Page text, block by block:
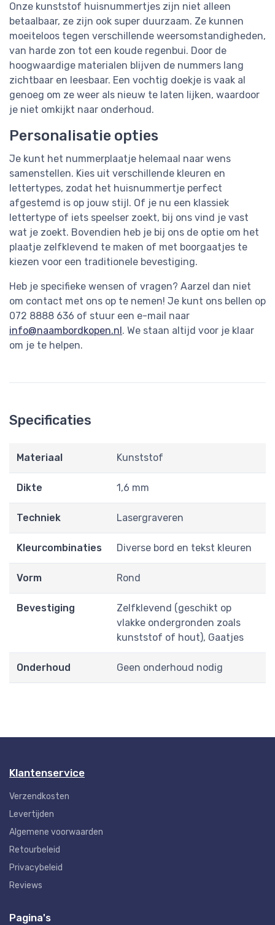
Onze kunststof huisnummertjes zijn niet alleen
betaalbaar, ze zijn ook super duurzaam. Ze kunnen
moeiteloos tegen verschillende weersomstandigheden,
van harde zon tot een koude regenbui. Door de
hoogwaardige materialen blijven de nummers lang
zichtbaar en leesbaar. Een vochtig doekje is vaak al
genoeg om ze weer als nieuw te laten lijken, waardoor
je niet omkijkt naar onderhoud.
Personalisatie opties
Je kunt het nummerplaatje helemaal naar wens
samenstellen. Kies uit verschillende kleuren en
lettertypes, zodat het huisnummertje perfect
afgestemd is op jouw stijl. Of je nu een klassiek
lettertype of iets speelser zoekt, bij ons vind je vast
wat je zoekt. Bovendien heb je bij ons de optie om het
plaatje zelfklevend te maken of met boorgaatjes te
kiezen voor een traditionele bevestiging.
Heb je specifieke wensen of vragen? Aarzel dan niet
om contact met ons op te nemen! Je kunt ons bellen op
072 8888 636 of stuur een e-mail naar
info@naambordkopen.nl. We staan altijd voor je klaar
om je te helpen.
Specificaties
Materiaal Kunststof
Dikte 1,6 mm
Techniek Lasergraveren
Kleurcombinaties Diverse bord en tekst kleuren
Vorm Rond
Bevestiging
Zelfklevend (geschikt op
vlakke ondergronden zoals
kunststof of hout), Gaatjes
Onderhoud Geen onderhoud nodig
Klantenservice
Verzendkosten
Levertijden
Algemene voorwaarden
Retourbeleid
Privacybeleid
Reviews
Pagina's